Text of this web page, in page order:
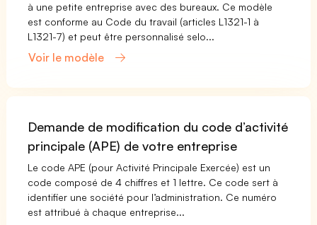
à une petite entreprise avec des bureaux. Ce modèle
est conforme au Code du travail (articles L1321-1 à
L1321-7) et peut être personnalisé selo...
Voir le modèle
Demande de modification du code d’activité
principale (APE) de votre entreprise
Le code APE (pour Activité Principale Exercée) est un
code composé de 4 chiffres et 1 lettre. Ce code sert à
identifier une société pour l’administration. Ce numéro
est attribué à chaque entreprise...